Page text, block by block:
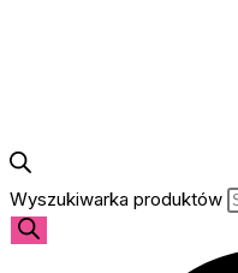
Wyszukiwarka produktów